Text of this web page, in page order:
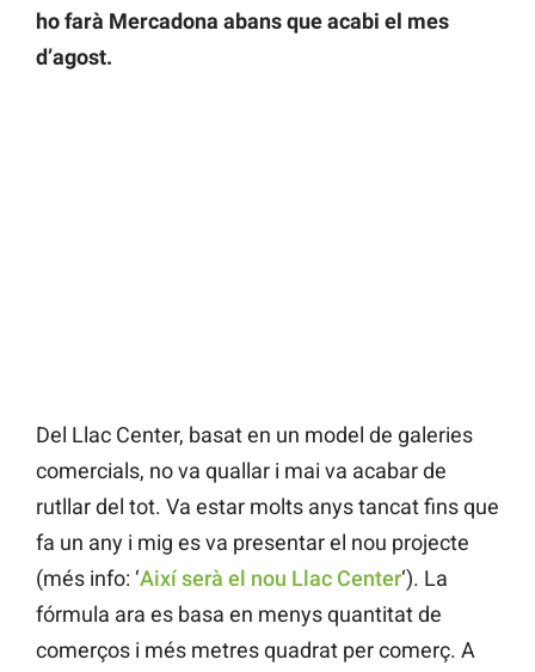
ho farà Mercadona abans que acabi el mes
d’agost.
Del Llac Center, basat en un model de galeries
comercials, no va quallar i mai va acabar de
rutllar del tot. Va estar molts anys tancat fins que
fa un any i mig es va presentar el nou projecte
(més info: ‘Així serà el nou Llac Center‘). La
fórmula ara es basa en menys quantitat de
comerços i més metres quadrat per comerç. A